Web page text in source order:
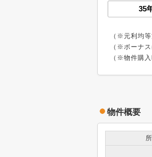
（※元利均
（※ボーナス
（※物件購
物件概要